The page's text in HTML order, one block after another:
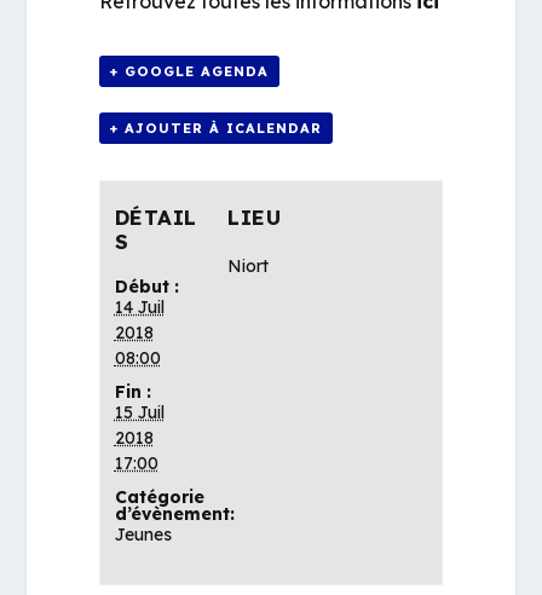
+ GOOGLE AGENDA
+ AJOUTER À ICALENDAR
DÉTAIL
S
Début :
14 Juil
2018
08:00
Fin :
15 Juil
2018
17:00
Catégorie
d’évènement:
Jeunes
LIEU
Niort